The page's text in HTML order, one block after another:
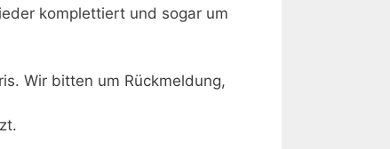
komplettiert und sogar um
Wir bitten um Rückmeldung,